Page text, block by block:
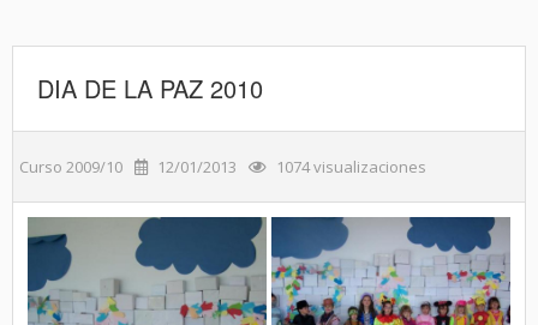
DIA DE LA PAZ 2010
Curso 2009/10 12/01/2013 1074 visualizaciones